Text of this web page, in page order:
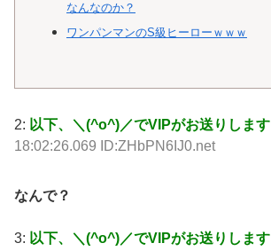
なんなのか？
ワンパンマンのS級ヒーローｗｗｗ
2: 以下、＼(^o^)／でVIPがお送りします
18:02:26.069 ID:ZHbPN6IJ0.net
なんで？
3: 以下、＼(^o^)／でVIPがお送りします